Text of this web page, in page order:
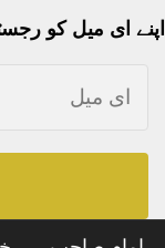
اپنے ای میل کو